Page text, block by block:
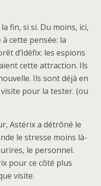
fin, si si. Du moins, ici,
cette pensée: la
d’Idéfix: les espions
cette attraction. Ils
Ils sont déjà en
pour la tester. (ou
Astérix a détrôné le
le stresse moins là-
le personnel.
pour ce côté plus
visite.